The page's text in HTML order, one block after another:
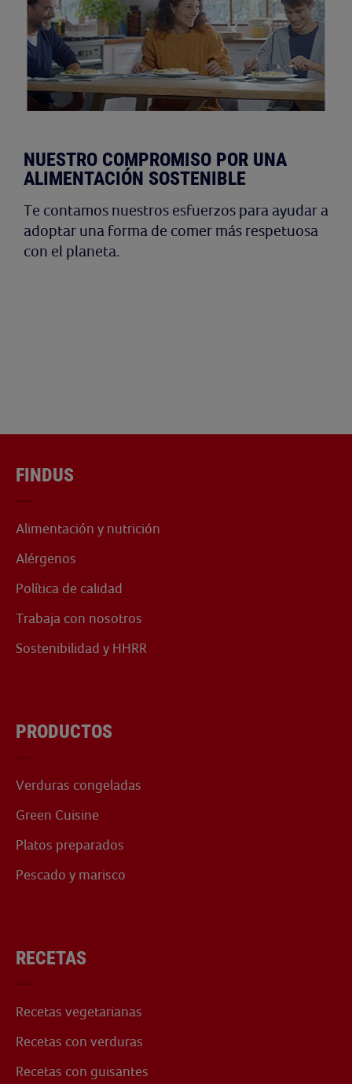
NUESTRO COMPROMISO POR UNA
ALIMENTACIÓN SOSTENIBLE
Te contamos nuestros esfuerzos para ayudar a
adoptar una forma de comer más respetuosa
con el planeta.
FINDUS
Alimentación y nutrición
Alérgenos
Política de calidad
Trabaja con nosotros
Sostenibilidad y HHRR
PRODUCTOS
Verduras congeladas
Green Cuisine
Platos preparados
Pescado y marisco
RECETAS
Recetas vegetarianas
Recetas con verduras
Recetas con guisantes